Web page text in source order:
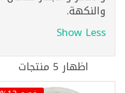
والنكهة.
Show Less
اظهار 5 منتجات